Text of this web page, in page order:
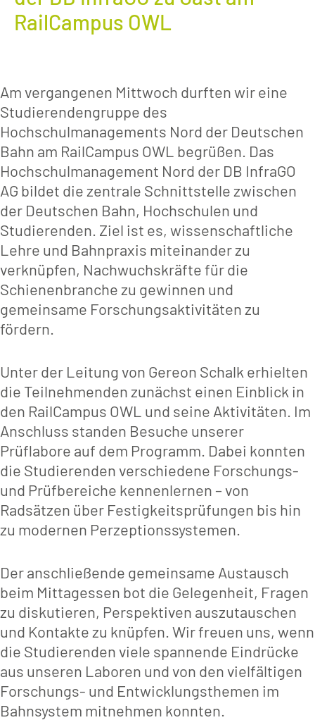
RailCampus OWL
Am vergangenen Mittwoch durften wir eine
Studierendengruppe des
Hochschulmanagements Nord der Deutschen
Bahn am RailCampus OWL begrüßen. Das
Hochschulmanagement Nord der DB InfraGO
AG bildet die zentrale Schnittstelle zwischen
der Deutschen Bahn, Hochschulen und
Studierenden. Ziel ist es, wissenschaftliche
Lehre und Bahnpraxis miteinander zu
verknüpfen, Nachwuchskräfte für die
Schienenbranche zu gewinnen und
gemeinsame Forschungsaktivitäten zu
fördern.
Unter der Leitung von Gereon Schalk erhielten
die Teilnehmenden zunächst einen Einblick in
den RailCampus OWL und seine Aktivitäten. Im
Anschluss standen Besuche unserer
Prüflabore auf dem Programm. Dabei konnten
die Studierenden verschiedene Forschungs-
und Prüfbereiche kennenlernen – von
Radsätzen über Festigkeitsprüfungen bis hin
zu modernen Perzeptionssystemen.
Der anschließende gemeinsame Austausch
beim Mittagessen bot die Gelegenheit, Fragen
zu diskutieren, Perspektiven auszutauschen
und Kontakte zu knüpfen. Wir freuen uns, wenn
die Studierenden viele spannende Eindrücke
aus unseren Laboren und von den vielfältigen
Forschungs- und Entwicklungsthemen im
Bahnsystem mitnehmen konnten.